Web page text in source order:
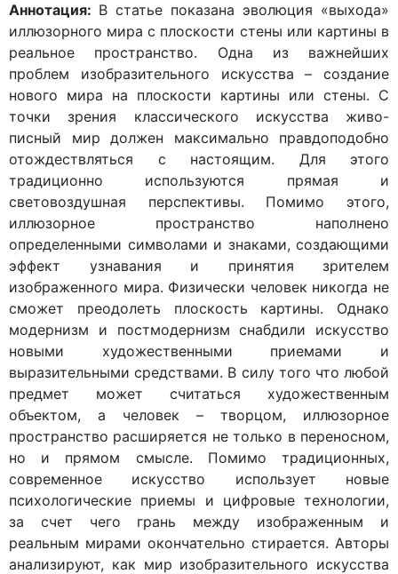
Аннотация: В статье показана эволюция «выхода»
иллюзорного мира с плоскости стены или картины в
реальное пространство. Одна из важнейших
проблем изобразительного искусства – создание
нового мира на плоскости картины или стены. С
точки зрения классического искусства живо-
писный мир должен максимально правдоподобно
отождествляться с настоящим. Для этого
традиционно используются прямая и
световоздушная перспективы. Помимо этого,
иллюзорное пространство наполнено
определенными символами и знаками, создающими
эффект узнавания и принятия зрителем
изображенного мира. Физически человек никогда не
сможет преодолеть плоскость картины. Однако
модернизм и постмодернизм снабдили искусство
новыми художественными приемами и
выразительными средствами. В силу того что любой
предмет может считаться художественным
объектом, а человек – творцом, иллюзорное
пространство расширяется не только в переносном,
но и прямом смысле. Помимо традиционных,
современное искусство использует новые
психологические приемы и цифровые технологии,
за счет чего грань между изображенным и
реальным мирами окончательно стирается. Авторы
анализируют, как мир изобразительного искусства